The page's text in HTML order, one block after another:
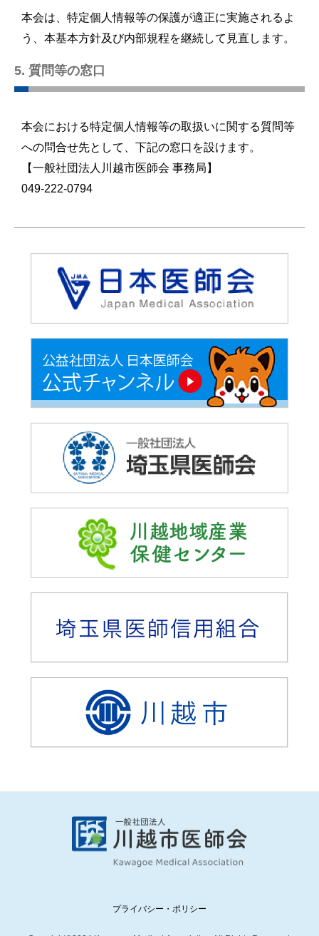
本会は、特定個人情報等の保護が適正に実施されるよ
う、本基本方針及び内部規程を継続して見直します。
5. 質問等の窓口
本会における特定個人情報等の取扱いに関する質問等
への問合せ先として、下記の窓口を設けます。
【一般社団法人川越市医師会 事務局】
049-222-0794
プライバシー・ポリシー